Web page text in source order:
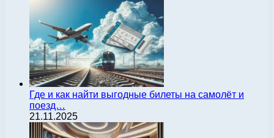
Где и как найти выгодные билеты на самолёт и
поезд…
21.11.2025